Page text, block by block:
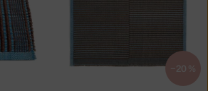
−20 %